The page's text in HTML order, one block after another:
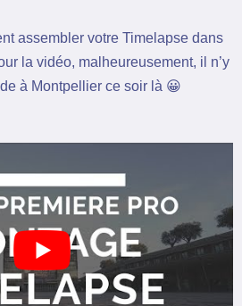
assembler votre Timelapse dans
la vidéo, malheureusement, il n’y
à Montpellier ce soir là 😀